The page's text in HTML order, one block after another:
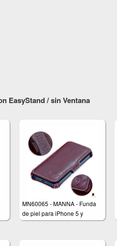
EasyStand / sin Ventana
MN60065 - MANNA - Funda
de piel para iPhone 5 y
iPhone 5s - Función soporte -